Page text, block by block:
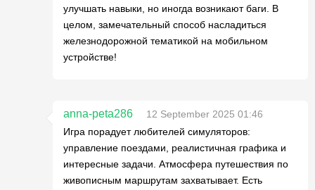
улучшать навыки, но иногда возникают баги. В
целом, замечательный способ насладиться
железнодорожной тематикой на мобильном
устройстве!
anna-peta286
12 September 2025 01:46
Игра порадует любителей симуляторов:
управление поездами, реалистичная графика и
интересные задачи. Атмосфера путешествия по
живописным маршрутам захватывает. Есть